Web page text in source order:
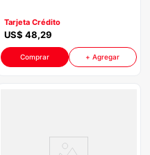
Tarjeta Crédito
US$ 48,29
Comprar + Agregar